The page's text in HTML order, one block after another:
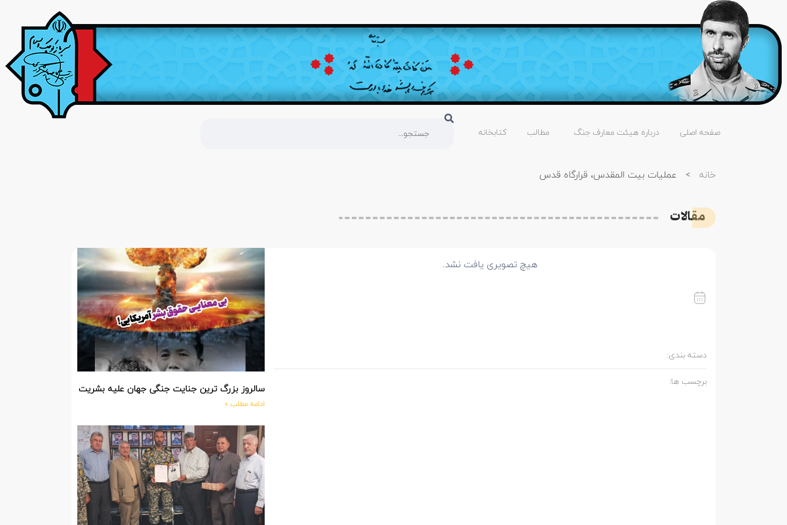
صفحه اصلی درباره هیئت معارف جنگ مطالب کتابخانه
خانه > عملیات بیت المقدس، قرارگاه قدس
مقالات
هیچ تصویری یافت نشد.
دسته بندی:
برچسب ها:
سالروز بزرگ ترین جنایت جنگی جهان علیه بشریت توسط بزرگ ترین
ادامه مطلب »